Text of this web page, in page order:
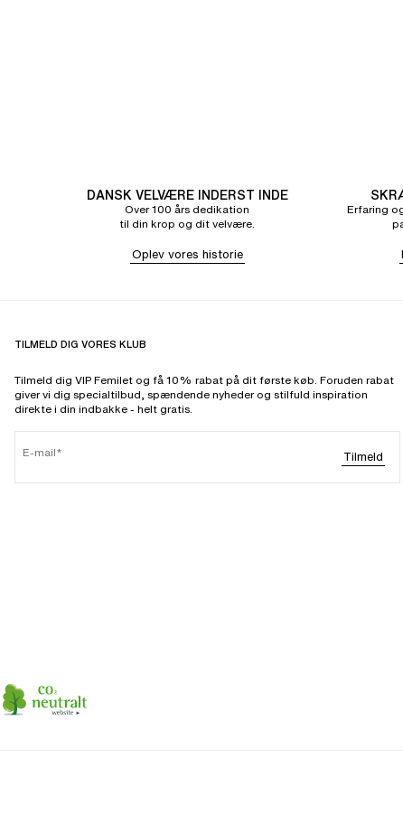
DANSK VELVÆRE INDERST INDE
Over 100 års dedikation
til din krop og dit velvære.
Oplev vores historie
Erfaring
TILMELD DIG VORES KLUB
Tilmeld dig VIP Femilet og få 10% rabat på dit første køb. Foruden rabat
giver vi dig specialtilbud, spændende nyheder og stilfuld inspiration
direkte i din indbakke - helt gratis.
E-mail Tilmeld